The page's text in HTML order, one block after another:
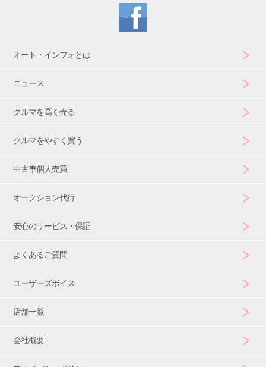
オート・インフォとは
ニュース
クルマを高く売る
クルマをやすく買う
中古車個人売買
オークション代行
安心のサービス・保証
よくあるご質問
ユーザーズボイス
店舗一覧
会社概要